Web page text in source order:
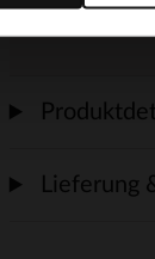
Lieferung